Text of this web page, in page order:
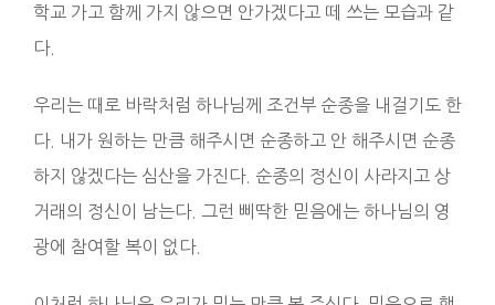
학교 가고 함께 가지 않으면 안가겠다고 떼 쓰는 모습과 같
다.
우리는 때로 바락처럼 하나님께 조건부 순종을 내걸기도 한
다. 내가 원하는 만큼 해주시면 순종하고 안 해주시면 순종
하지 않겠다는 심산을 가진다. 순종의 정신이 사라지고 상
거래의 정신이 남는다. 그런 삐딱한 믿음에는 하나님의 영
광에 참여할 복이 없다.